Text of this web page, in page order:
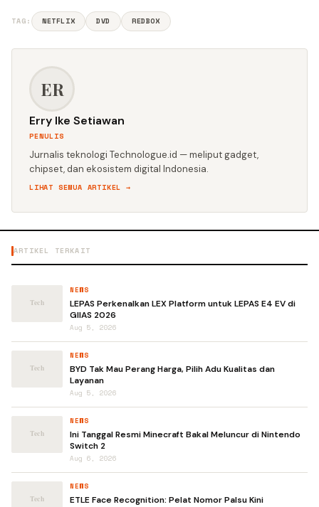
TAG: NETFLIX DVD REDBOX
ER
Erry Ike Setiawan
PENULIS
Jurnalis teknologi Technologue.id — meliput gadget,
chipset, dan ekosistem digital Indonesia.
LIHAT SEMUA ARTIKEL →
ARTIKEL TERKAIT
NEWS
LEPAS Perkenalkan LEX Platform untuk LEPAS E4 EV di
GIIAS 2026
Aug 5, 2026
NEWS
BYD Tak Mau Perang Harga, Pilih Adu Kualitas dan
Layanan
Aug 5, 2026
NEWS
Ini Tanggal Resmi Minecraft Bakal Meluncur di Nintendo
Switch 2
Aug 6, 2026
NEWS
ETLE Face Recognition: Pelat Nomor Palsu Kini